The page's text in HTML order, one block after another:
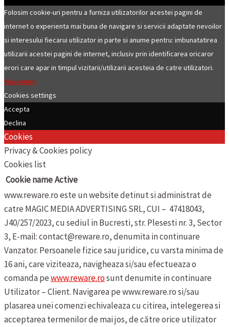
Folosim cookie-uri pentru a furniza utilizatorilor acestei pagini de
internet o experienta mai buna de navigare si servicii adaptate nevoilor
si interesului fiecarui utilizator in parte si anume pentru: imbunatatirea
utilizarii acestei pagini de internet, inclusiv prin identificarea oricaror
erori care apar in timpul vizitarii/utilizarii acesteia de catre utilizatori.
View more
Cookies settings
Accepta
Declina
Cookies
Privacy & Cookies policy
Cookies list
Cookie nameActive
www.reware.ro este un website detinut si administrat de
catre MAGIC MEDIA ADVERTISING SRL, CUI – 47418043,
J40/257/2023, cu sediul in Bucresti, str. Plesesti nr. 3, Sector
3, E-mail: contact@reware.ro, denumita in continuare
Vanzator. Persoanele fizice sau juridice, cu varsta minima de
16 ani, care viziteaza, navigheaza si/sau efectueaza o
comanda pewww.reware.rosunt denumite in continuare
Utilizator – Client. Navigarea pe www.reware.ro si/sau
plasarea unei comenzi echivaleaza cu citirea, intelegerea si
acceptarea termenilor de mai jos, de către orice utilizator